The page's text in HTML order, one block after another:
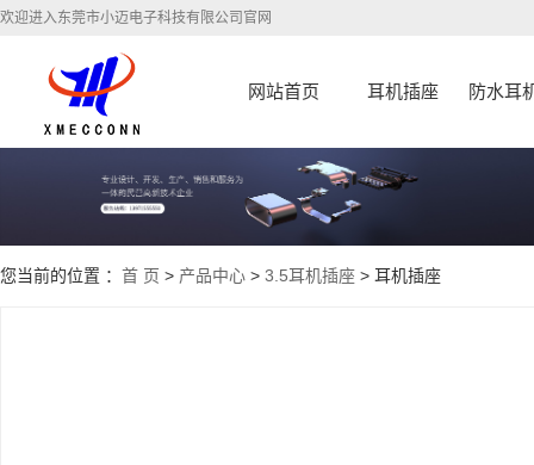
欢迎进入东莞市小迈电子科技有限公司官网
网站首页 耳机插座 防水耳
您当前的位置 ： 首 页 > 产品中心 > 3.5耳机插座 > 耳机插座